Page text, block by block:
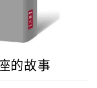
的故事